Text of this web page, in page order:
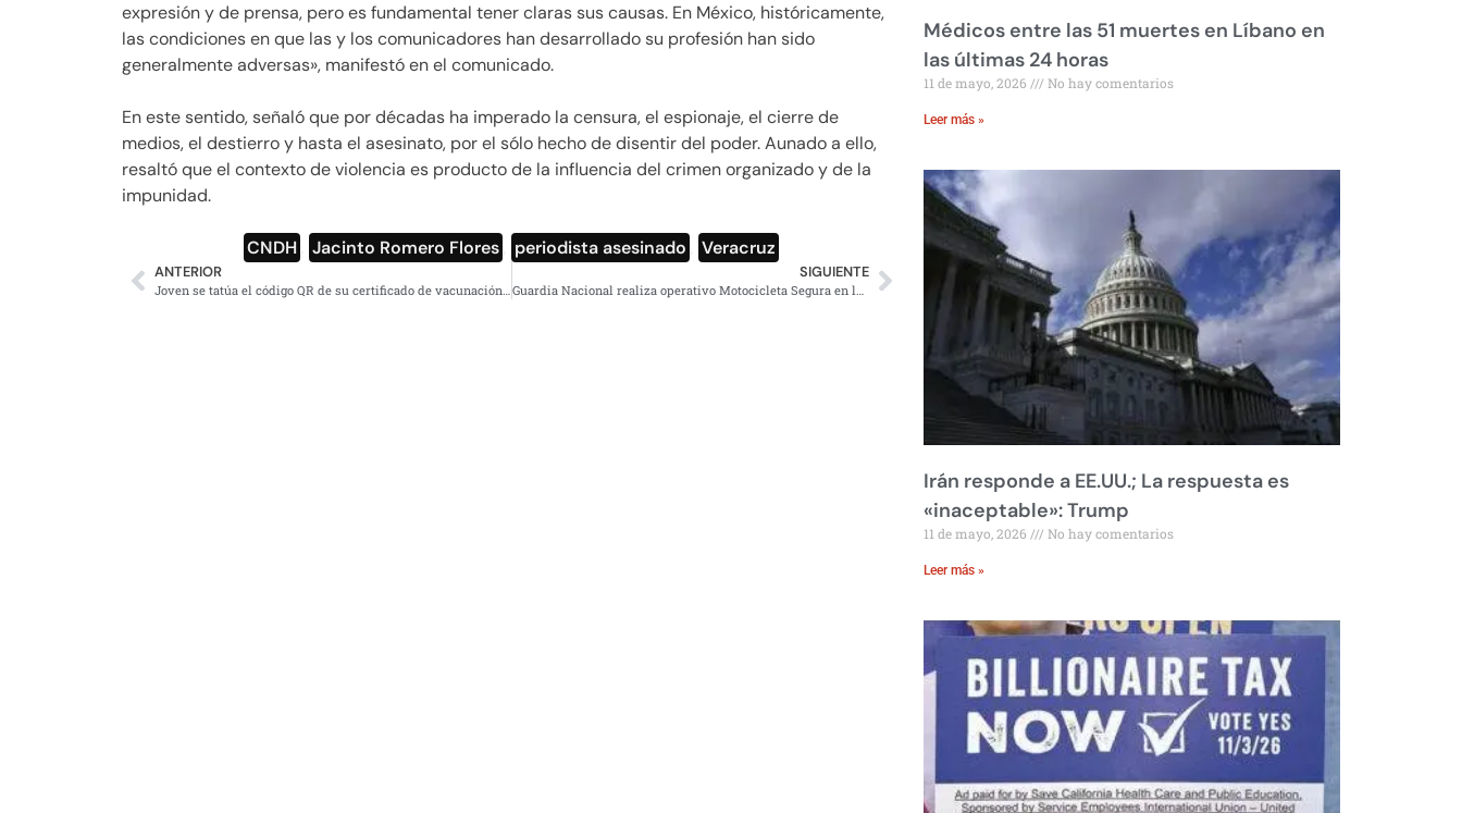
expresión y de prensa, pero es fundamental tener claras sus causas. En México, históricamente,
las condiciones en que las y los comunicadores han desarrollado su profesión han sido
generalmente adversas», manifestó en el comunicado.
En este sentido, señaló que por décadas ha imperado la censura, el espionaje, el cierre de
medios, el destierro y hasta el asesinato, por el sólo hecho de disentir del poder. Aunado a ello,
resaltó que el contexto de violencia es producto de la influencia del crimen organizado y de la
impunidad.
CNDH Jacinto Romero Flores periodista asesinado Veracruz
ANTERIOR
Joven se tatúa el código QR de su certificado de vacunación contra Covid-19
SIGUIENTE
Guardia Nacional realiza operativo Motocicleta Segura en la México-Cuernavaca
Médicos entre las 51 muertes en Líbano en
las últimas 24 horas
11 de mayo, 2026 No hay comentarios
Leer más »
Irán responde a EE.UU.; La respuesta es
«inaceptable»: Trump
11 de mayo, 2026 No hay comentarios
Leer más »